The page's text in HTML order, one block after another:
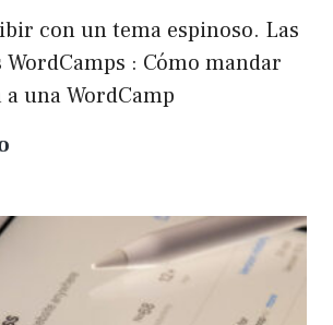
con un tema espinoso. Las
WordCamps : Cómo mandar
una WordCamp
una
una